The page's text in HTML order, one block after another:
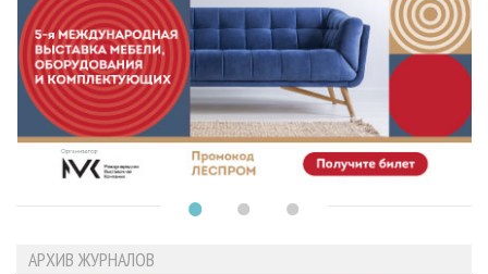
АРХИВ ЖУРНАЛОВ